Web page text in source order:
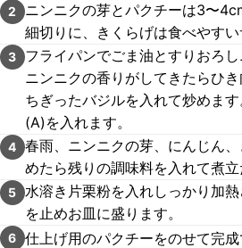
2
ニンニクの芽とパクチーは3〜
細切りに、きくらげは食べやすい
3
フライパンでごま油とすりおろし
ニンニクの香りがしてきたらひ
ちぎったバジルを入れて炒めま
(A)を入れます。
4 春雨、ニンニクの芽、にんじん
めたら残りの調味料を入れて煮立
5 水溶き片栗粉を入れしっかり加
を止めお皿に盛ります。
6 仕上げ用のパクチーをのせて完成